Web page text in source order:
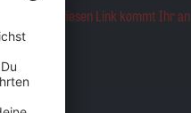
Über diesen Link kommt Ihr an